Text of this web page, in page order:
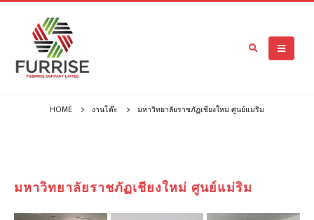
HOME งานโต๊ะ มหาวิทยาลัยราชภัฏเชียงใหม่ ศูนย์แม่ริม
มหาวิทยาลัยราชภัฏเชียงใหม่ ศูนย์แม่ริม